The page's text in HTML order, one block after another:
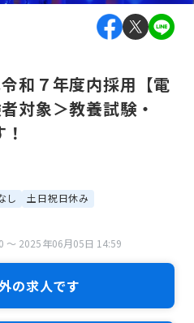
和７年度内採用【電
対象＞教養試験・
し
土日祝日休み
〜 2025年06月05日 14:59
の求人です